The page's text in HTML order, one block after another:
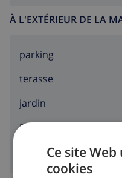
À L'EXTÉRIEUR DE LA
parking
terasse
jardin
barbecue
Ce site
cookies